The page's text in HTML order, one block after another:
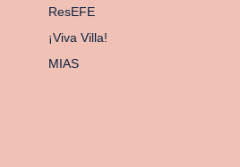
ResEFE
¡Viva Villa!
MIAS